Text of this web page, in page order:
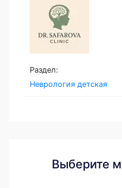
Раздел:
Неврология детская
Выберите